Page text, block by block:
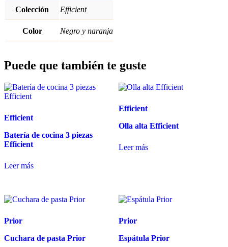
Colección Efficient
Color Negro y naranja
Puede que también te guste
Efficient
Batería de cocina 3 piezas
Efficient
Leer más
Efficient
Olla alta Efficient
Leer más
Prior
Cuchara de pasta Prior
Prior
Espátula Prior